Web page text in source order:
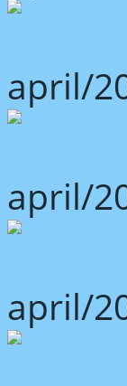
april/
april/
april/